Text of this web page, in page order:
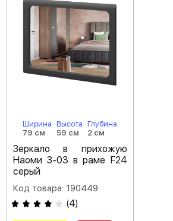
Ширина
79 см
Высота
59 см
Глубина
2 см
Зеркало в прихожую
Наоми З-03 в раме F24
серый
Код товара: 190449
(4)